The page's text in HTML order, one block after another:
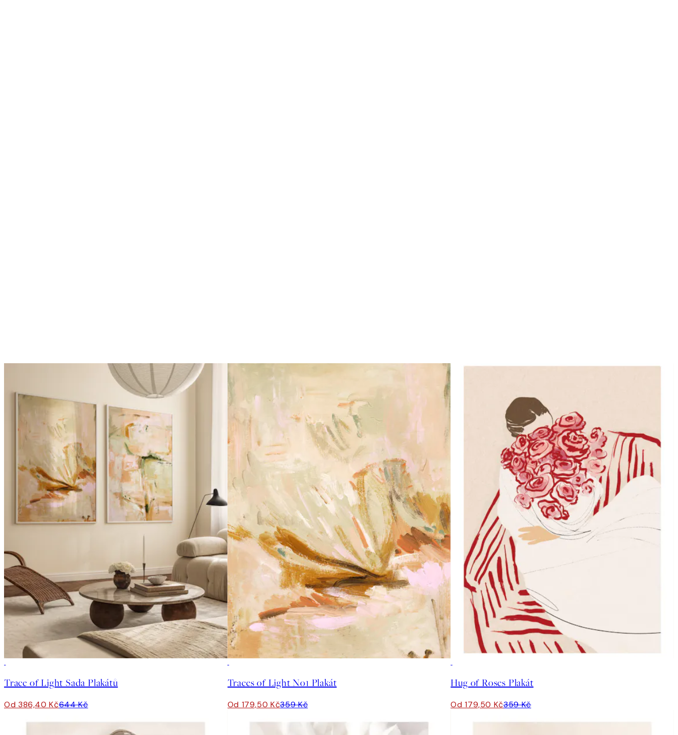
Trace of Light Sada Plakátů
Od 386,40 Kč644 Kč
Traces of Light No1 Plakát
Od 179,50 Kč359 Kč
Hug of Roses Plakát
Od 179,50 Kč359 Kč